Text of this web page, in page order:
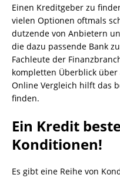
Einen Kreditgeber zu
vielen Optionen oftmals
dutzende von Anbietern
die dazu passende Bank
Fachleute der
kompletten Überblick
Online Vergleich hilft das
finden.
Ein Kredit
Konditionen!
Es gibt eine Reihe von